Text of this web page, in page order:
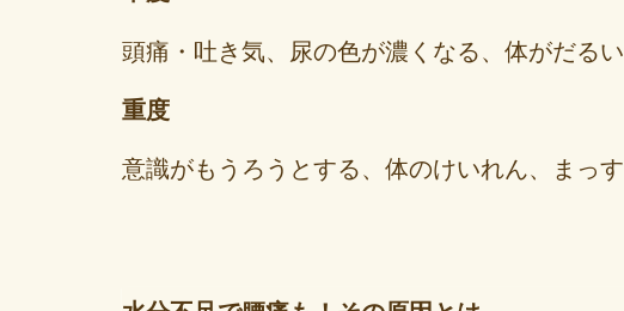
頭痛・吐き気、尿の色が濃くなる、体がだる
重度
意識がもうろうとする、体のけいれん、まっ